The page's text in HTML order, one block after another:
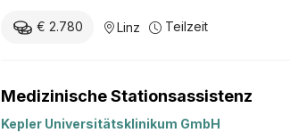
€ 2.780 Linz Teilzeit
Medizinische Stationsassistenz
Kepler Universitätsklinikum GmbH